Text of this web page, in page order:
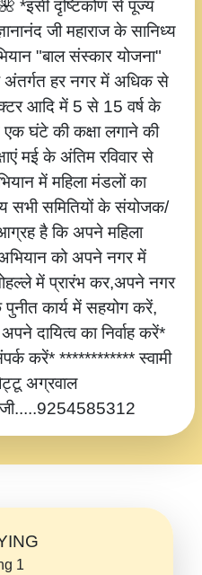
*इसी दृष्टिकोण से पूज्य
जी महाराज के सानिध्य
"बाल संस्कार योजना"
अंतर्गत हर नगर में अधिक से
आदि में 5 से 15 वर्ष के
घंटे की कक्षा लगाने की
मई के अंतिम रविवार से
में महिला मंडलों का
सभी समितियों के संयोजक/
है कि अपने महिला
को अपने नगर में
में प्रारंभ कर,अपने नगर
कार्य में सहयोग करें,
दायित्व का निर्वाह करें*
करें* ************ स्वामी
अग्रवाल
1